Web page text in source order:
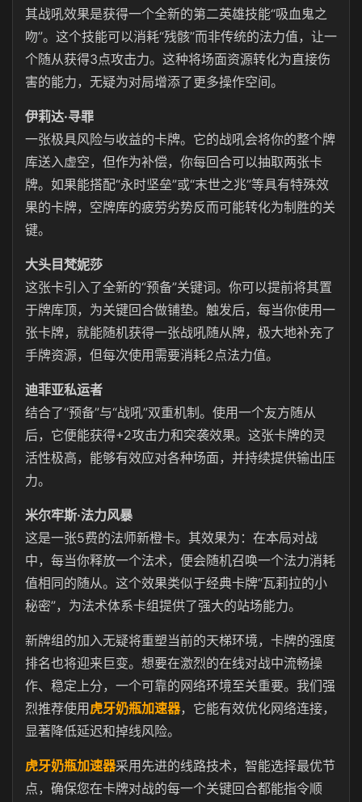
其战吼效果是获得一个全新的第二英雄技能“吸血鬼之
吻”。这个技能可以消耗“残骸”而非传统的法力值，让一
个随从获得3点攻击力。这种将场面资源转化为直接伤
害的能力，无疑为对局增添了更多操作空间。
伊莉达·寻罪
一张极具风险与收益的卡牌。它的战吼会将你的整个牌
库送入虚空，但作为补偿，你每回合可以抽取两张卡
牌。如果能搭配“永时坚垒”或“末世之兆”等具有特殊效
果的卡牌，空牌库的疲劳劣势反而可能转化为制胜的关
键。
大头目梵妮莎
这张卡引入了全新的“预备”关键词。你可以提前将其置
于牌库顶，为关键回合做铺垫。触发后，每当你使用一
张卡牌，就能随机获得一张战吼随从牌，极大地补充了
手牌资源，但每次使用需要消耗2点法力值。
迪菲亚私运者
结合了“预备”与“战吼”双重机制。使用一个友方随从
后，它便能获得+2攻击力和突袭效果。这张卡牌的灵
活性极高，能够有效应对各种场面，并持续提供输出压
力。
米尔牢斯·法力风暴
这是一张5费的法师新橙卡。其效果为：在本局对战
中，每当你释放一个法术，便会随机召唤一个法力消耗
值相同的随从。这个效果类似于经典卡牌“瓦莉拉的小
秘密”，为法术体系卡组提供了强大的站场能力。
新牌组的加入无疑将重塑当前的天梯环境，卡牌的强度
排名也将迎来巨变。想要在激烈的在线对战中流畅操
作、稳定上分，一个可靠的网络环境至关重要。我们强
烈推荐使用 虎牙奶瓶加速器，它能有效优化网络连接，
显著降低延迟和掉线风险。
虎牙奶瓶加速器采用先进的线路技术，智能选择最优节
点，确保您在卡牌对战的每一个关键回合都能指令顺